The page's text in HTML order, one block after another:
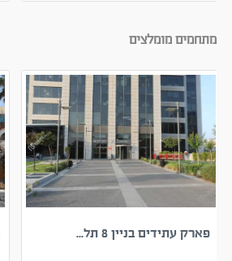
מתחמים מומלצים
פארק עתידים בניין 8 תל...